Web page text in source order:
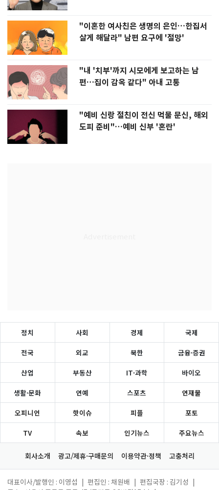
"이혼한 여사친은 생명의 은인…한집서
살게 해달라" 남편 요구에 '절망'
"내 '치부'까지 시모에게 보고하는 남
편…집이 감옥 같다" 아내 고통
"예비 신랑 절친이 전신 먹물 문신, 해외
도피 준비"…예비 신부 '혼란'
정치 사회 경제 국제
전국 외교 북한 금융·증권
산업 부동산 IT·과학 바이오
생활·문화 연예 스포츠 연재물
오피니언 핫이슈 피플 포토
TV 속보 인기뉴스 주요뉴스
회사소개 광고/제휴·구매문의 이용약관·정책 고충처리
대표이사/발행인 : 이영섭 편집인 : 채원배 편집국장 : 김기성